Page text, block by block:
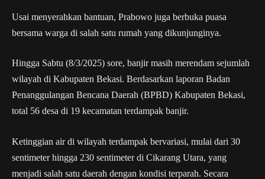
Usai menyerahkan bantuan, Prabowo juga berbuka puasa
bersama warga di salah satu rumah yang dikunjunginya.
Hingga Sabtu (8/3/2025) sore, banjir masih merendam sejumlah
wilayah di Kabupaten Bekasi. Berdasarkan laporan Badan
Penanggulangan Bencana Daerah (BPBD) Kabupaten Bekasi,
total 56 desa di 19 kecamatan terdampak banjir.
Ketinggian air di wilayah terdampak bervariasi, mulai dari 30
sentimeter hingga 230 sentimeter di Cikarang Utara, yang
menjadi salah satu daerah dengan kondisi terparah. Secara